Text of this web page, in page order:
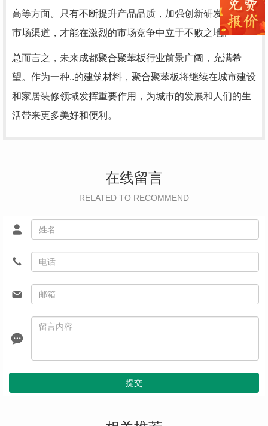
高等方面。只有不断提升产品品质，加强创新研发，拓宽
市场渠道，才能在激烈的市场竞争中立于不败之地。
总而言之，未来成都聚合聚苯板行业前景广阔，充满希
望。作为一种..的建筑材料，聚合聚苯板将继续在城市建设
和家居装修领域发挥重要作用，为城市的发展和人们的生
活带来更多美好和便利。
在线留言
RELATED TO RECOMMEND
提交